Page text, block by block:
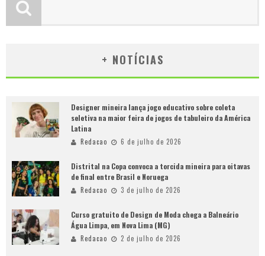
+ NOTÍCIAS
Designer mineira lança jogo educativo sobre coleta
seletiva na maior feira de jogos de tabuleiro da América
Latina
Redacao 6 de julho de 2026
Distrital na Copa convoca a torcida mineira para oitavas
de final entre Brasil e Noruega
Redacao 3 de julho de 2026
Curso gratuito de Design de Moda chega a Balneário
Água Limpa, em Nova Lima (MG)
Redacao 2 de julho de 2026